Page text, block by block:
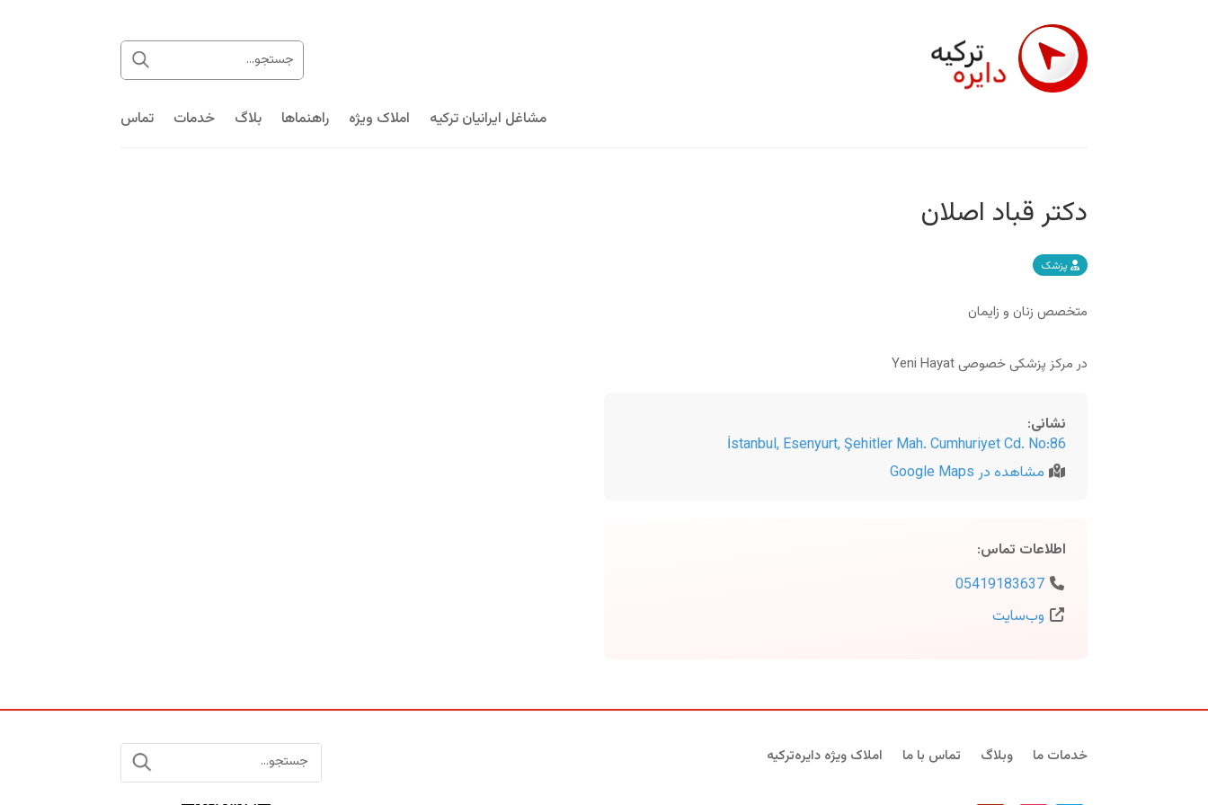
مشاغل ایرانیان ترکیه املاک ویژه راهنماها بلاگ خدمات تماس
دکتر قباد اصلان
پزشک
متخصص زنان و زایمان
در مرکز پزشکی خصوصی Yeni Hayat
نشانی:
İstanbul, Esenyurt, Şehitler Mah. Cumhuriyet Cd. No:86
مشاهده در Google Maps
اطلاعات تماس:
05419183637
وب‌سایت
خدمات ما وبلاگ تماس با ما املاک ویژه دایره‌ترکیه